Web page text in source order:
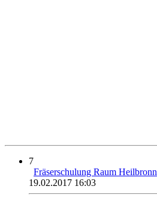
7
Fräserschulung Raum Heilbronn
19.02.2017 16:03